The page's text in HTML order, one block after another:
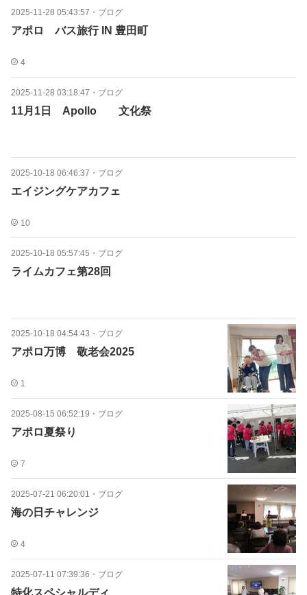
2025-11-28 05:43:57 ・ ブログ
アポロ バス旅行 IN 豊田町
4
2025-11-28 03:18:47 ・ ブログ
11月1日 Apollo 文化祭
2025-10-18 06:46:37 ・ ブログ
エイジングケアカフェ
10
2025-10-18 05:57:45 ・ ブログ
ライムカフェ第28回
2025-10-18 04:54:43 ・ ブログ
アポロ万博 敬老会2025
1
2025-08-15 06:52:19 ・ ブログ
アポロ夏祭り
7
2025-07-21 06:20:01 ・ ブログ
海の日チャレンジ
4
2025-07-11 07:39:36 ・ ブログ
特化スペシャルディ